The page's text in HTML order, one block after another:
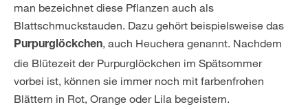
man bezeichnet diese Pflanzen auch als
Blattschmuckstauden. Dazu gehört beispielsweise das
Purpurglöckchen, auch Heuchera genannt. Nachdem
die Blütezeit der Purpurglöckchen im Spätsommer
vorbei ist, können sie immer noch mit farbenfrohen
Blättern in Rot, Orange oder Lila begeistern.